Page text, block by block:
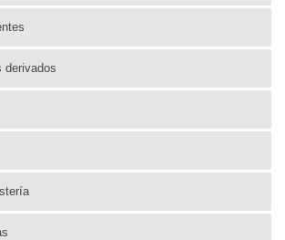
derivados